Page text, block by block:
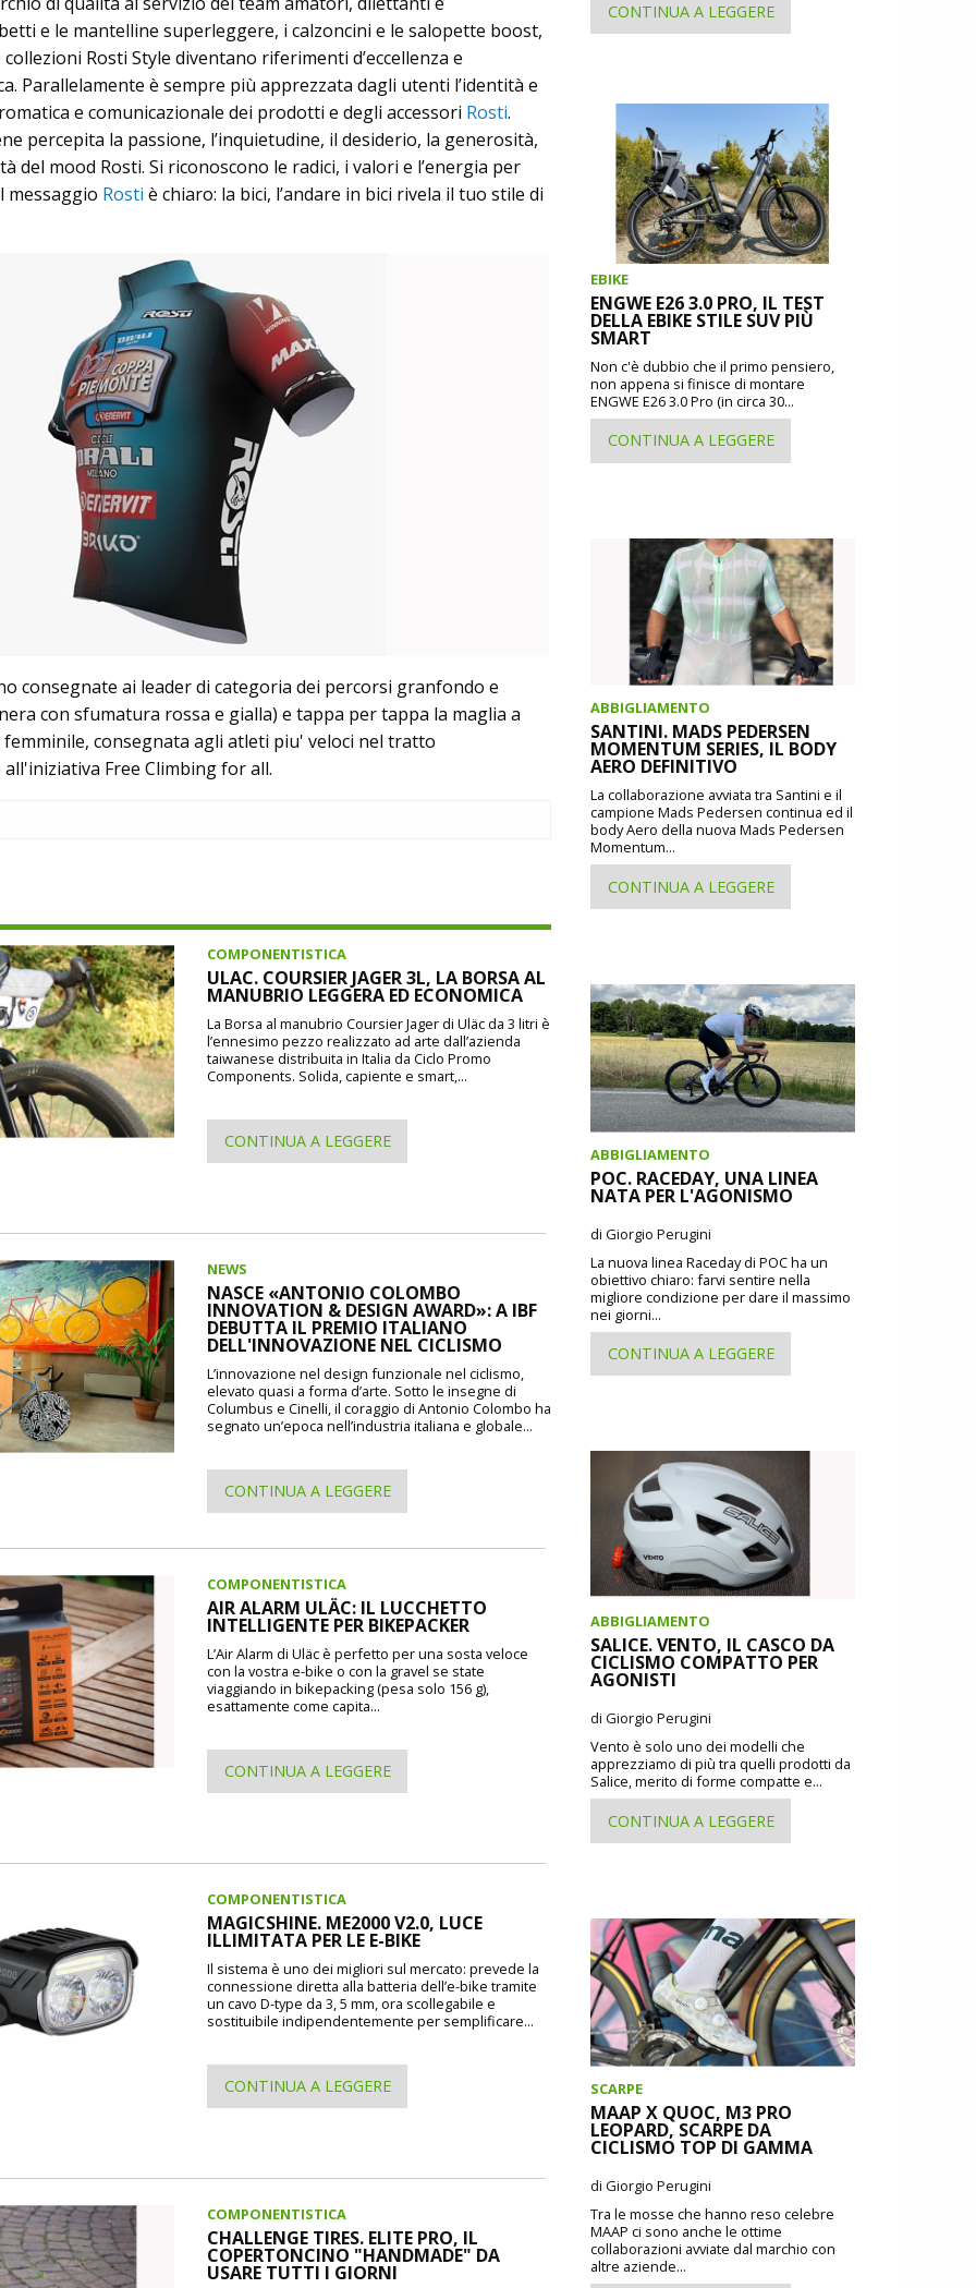
e le mantelline superleggere, i calzoncini e le salopette boost,
Rosti Style diventano riferimenti d’eccellenza e
Parallelamente è sempre più apprezzata dagli utenti l’identità e
e comunicazionale dei prodotti e degli accessori Rosti.
percepita la passione, l’inquietudine, il desiderio, la generosità,
del mood Rosti. Si riconoscono le radici, i valori e l’energia per
messaggio Rosti è chiaro: la bici, l’andare in bici rivela il tuo stile di
consegnate ai leader di categoria dei percorsi granfondo e
con sfumatura rossa e gialla) e tappa per tappa la maglia a
femminile, consegnata agli atleti piu' veloci nel tratto
Free Climbing for all.
COMPONENTISTICA
ULAC. COURSIER JAGER 3L, LA BORSA AL
MANUBRIO LEGGERA ED ECONOMICA
La Borsa al manubrio Coursier Jager di Uläc da 3 litri è
l’ennesimo pezzo realizzato ad arte dall’azienda
taiwanese distribuita in Italia da Ciclo Promo
Components. Solida, capiente e smart,...
CONTINUA A LEGGERE
NEWS
NASCE «ANTONIO COLOMBO
INNOVATION & DESIGN AWARD»: A IBF
DEBUTTA IL PREMIO ITALIANO
DELL'INNOVAZIONE NEL CICLISMO
L’innovazione nel design funzionale nel ciclismo,
elevato quasi a forma d’arte. Sotto le insegne di
Columbus e Cinelli, il coraggio di Antonio Colombo ha
segnato un’epoca nell’industria italiana e globale...
CONTINUA A LEGGERE
COMPONENTISTICA
AIR ALARM ULÄC: IL LUCCHETTO
INTELLIGENTE PER BIKEPACKER
L’Air Alarm di Uläc è perfetto per una sosta veloce
con la vostra e-bike o con la gravel se state
viaggiando in bikepacking (pesa solo 156 g),
esattamente come capita...
CONTINUA A LEGGERE
COMPONENTISTICA
MAGICSHINE. ME2000 V2.0, LUCE
ILLIMITATA PER LE E-BIKE
Il sistema è uno dei migliori sul mercato: prevede la
connessione diretta alla batteria dell’e-bike tramite
un cavo D-type da 3, 5 mm, ora scollegabile e
sostituibile indipendentemente per semplificare...
CONTINUA A LEGGERE
COMPONENTISTICA
CHALLENGE TIRES. ELITE PRO, IL
COPERTONCINO "HANDMADE" DA
USARE TUTTI I GIORNI
CONTINUA A LEGGERE
EBIKE
ENGWE E26 3.0 PRO, IL TEST
DELLA EBIKE STILE SUV PIÙ
SMART
Non c'è dubbio che il primo pensiero,
non appena si finisce di montare
ENGWE E26 3.0 Pro (in circa 30...
CONTINUA A LEGGERE
ABBIGLIAMENTO
SANTINI. MADS PEDERSEN
MOMENTUM SERIES, IL BODY
AERO DEFINITIVO
La collaborazione avviata tra Santini e il
campione Mads Pedersen continua ed il
body Aero della nuova Mads Pedersen
Momentum...
CONTINUA A LEGGERE
ABBIGLIAMENTO
POC. RACEDAY, UNA LINEA
NATA PER L'AGONISMO
di Giorgio Perugini
La nuova linea Raceday di POC ha un
obiettivo chiaro: farvi sentire nella
migliore condizione per dare il massimo
nei giorni...
CONTINUA A LEGGERE
ABBIGLIAMENTO
SALICE. VENTO, IL CASCO DA
CICLISMO COMPATTO PER
AGONISTI
di Giorgio Perugini
Vento è solo uno dei modelli che
apprezziamo di più tra quelli prodotti da
Salice, merito di forme compatte e...
CONTINUA A LEGGERE
SCARPE
MAAP X QUOC, M3 PRO
LEOPARD, SCARPE DA
CICLISMO TOP DI GAMMA
di Giorgio Perugini
Tra le mosse che hanno reso celebre
MAAP ci sono anche le ottime
collaborazioni avviate dal marchio con
altre aziende...